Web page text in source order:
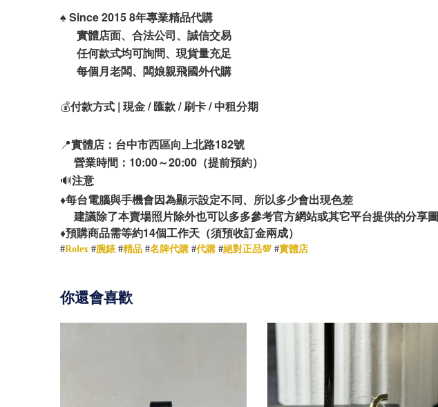
♠️ Since 2015 8年專業精品代購
實體店面、合法公司、誠信交易
任何款式均可詢問、現貨量充足
每個月老闆、闆娘親飛國外代購
💰付款方式 | 現金 / 匯款 / 刷卡 / 中租分期
📍實體店：台中市西區向上北路182號
營業時間：10:00～20:00（提前預約）
🔊注意
♦️每台電腦與手機會因為顯示設定不同、所以多少會出現色差
建議除了本賣場照片除外也可以多多參考官方網站或其它平台提供的分享圖
♦️預購商品需等約14個工作天（須預收訂金兩成）
#Rolex #腕錶 #精品 #名牌代購 #代購 #絕對正品💯 #實體店
你還會喜歡